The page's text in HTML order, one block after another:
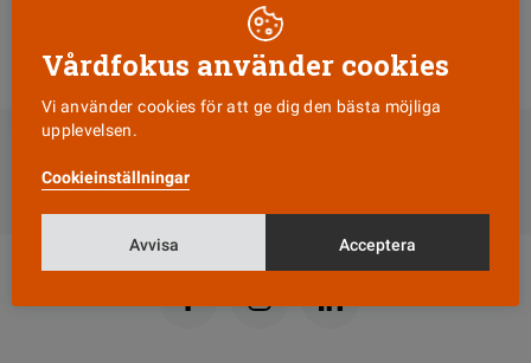
Studentlitteratur 046-31 21 00
Taktil utbildning 08-648 27 00
DELA
Till Vårdfokus startsida
Vårdfokus använder cookies
Vi använder cookies för att ge dig den bästa möjliga
upplevelsen.
Cookieinställningar
Avvisa Acceptera